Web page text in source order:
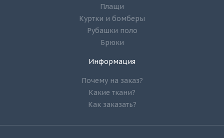
Плащи
Куртки и бомберы
Рубашки поло
Брюки
Информация
Почему на заказ?
Какие ткани?
Как заказать?